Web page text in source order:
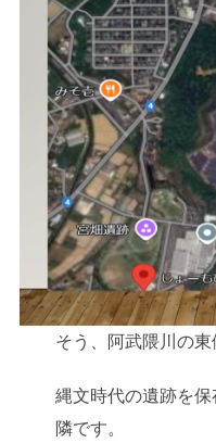
そう、阿武隈川の東
縄文時代の遺跡を
隣です。